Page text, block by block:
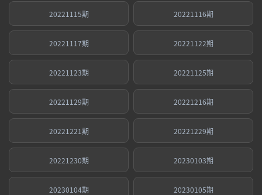
20221115期 20221116期
20221117期 20221122期
20221123期 20221125期
20221129期 20221216期
20221221期 20221229期
20221230期 20230103期
20230104期 20230105期